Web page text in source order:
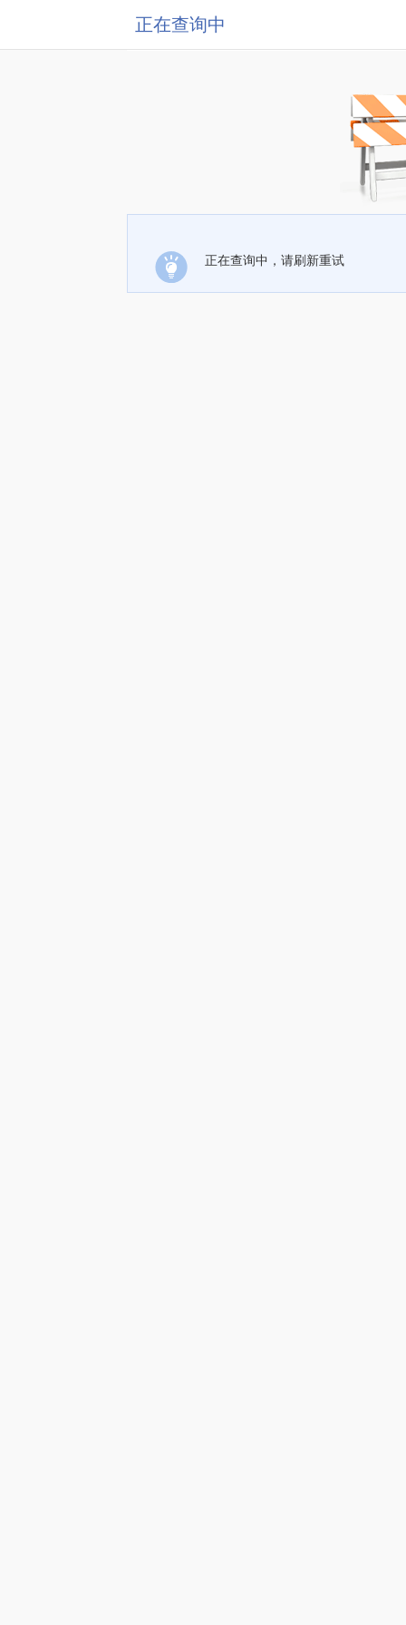
正在查询中
正在查询中，请刷新重试